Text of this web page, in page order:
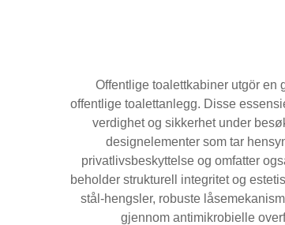
Offentlige toalettkabiner utgör en
offentlige toalettanlegg. Disse
verdighet og sikkerhet under
designelementer som tar
privatlivsbeskyttelse og omfatter
beholder strukturell integritet og
stål-hengsler, robuste
gjennom antimikrobielle